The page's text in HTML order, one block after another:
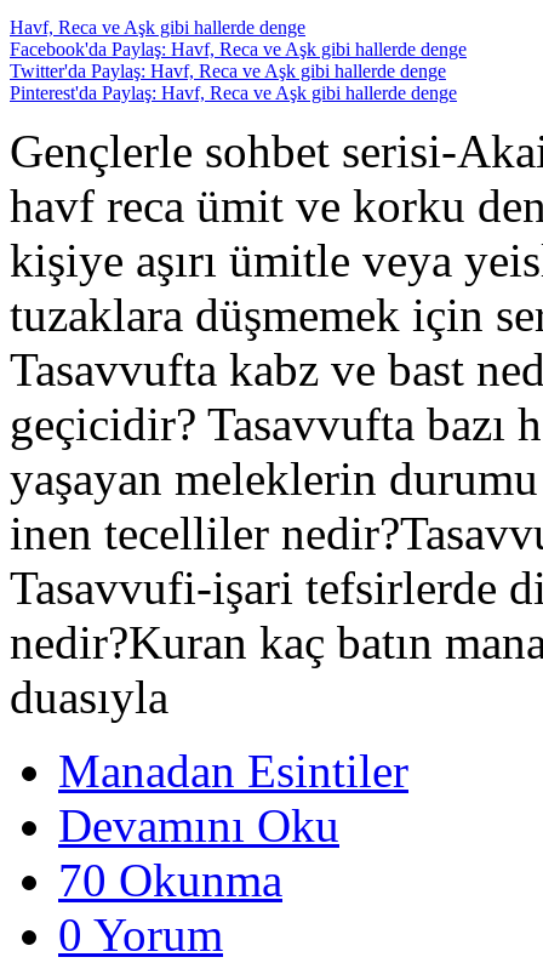
Havf, Reca ve Aşk gibi hallerde denge
Facebook'da Paylaş: Havf, Reca ve Aşk gibi hallerde denge
Twitter'da Paylaş: Havf, Reca ve Aşk gibi hallerde denge
Pinterest'da Paylaş: Havf, Reca ve Aşk gibi hallerde denge
Gençlerle sohbet serisi-
havf reca ümit ve korku
kişiye aşırı ümitle veya
tuzaklara düşmemek için
Tasavvufta kabz ve bast
geçicidir? Tasavvufta bazı
yaşayan meleklerin
inen tecelliler
Tasavvufi-işari tefsirlerde
nedir?Kuran kaç batın
duasıyla
Manadan Esintiler
Devamını Oku
70 Okunma
0 Yorum